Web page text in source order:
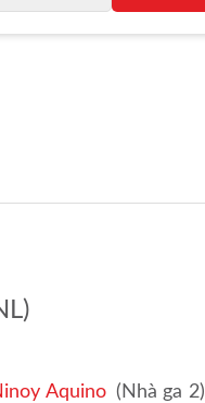
Aquino (Nhà ga 2)